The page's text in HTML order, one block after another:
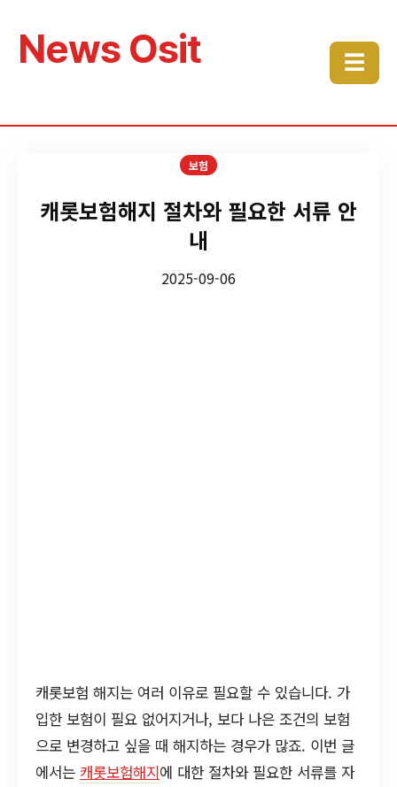
News Osit ☰
보험
캐롯보험해지 절차와 필요한 서류 안
내
2025-09-06
캐롯보험 해지는 여러 이유로 필요할 수 있습니다. 가
입한 보험이 필요 없어지거나, 보다 나은 조건의 보험
으로 변경하고 싶을 때 해지하는 경우가 많죠. 이번 글
에서는 캐롯보험해지에 대한 절차와 필요한 서류를 자